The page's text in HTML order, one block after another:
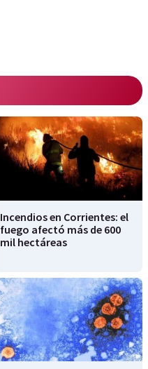
Incendios en Corrientes: el
fuego afectó más de 600
mil hectáreas